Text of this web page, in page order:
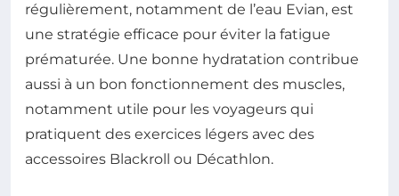
régulièrement, notamment de l’eau Evian, est
une stratégie efficace pour éviter la fatigue
prématurée. Une bonne hydratation contribue
aussi à un bon fonctionnement des muscles,
notamment utile pour les voyageurs qui
pratiquent des exercices légers avec des
accessoires Blackroll ou Décathlon.